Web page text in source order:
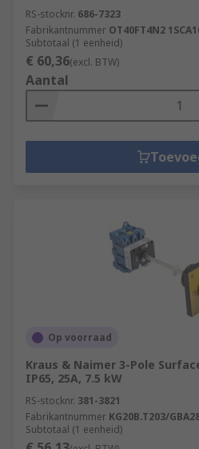
RS-stocknr. 686-7323
Fabrikantnummer OT40FT4N2
Subtotaal (1 eenheid)
€ 60,36(excl. BTW)
Aantal
Op voorraad
Kraus & Naimer 3-Pole
IP65, 25A, 7.5 kW
RS-stocknr. 381-3821
Fabrikantnummer KG20B.T203/
Subtotaal (1 eenheid)